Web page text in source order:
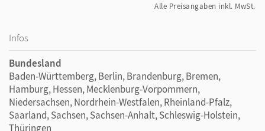
Alle Preisangaben inkl. MwSt.
Infos
Bundesland
Baden-Württemberg, Berlin, Brandenburg, Bremen,
Hamburg, Hessen, Mecklenburg-Vorpommern,
Niedersachsen, Nordrhein-Westfalen, Rheinland-Pfalz,
Saarland, Sachsen, Sachsen-Anhalt, Schleswig-Holstein,
Thüringen